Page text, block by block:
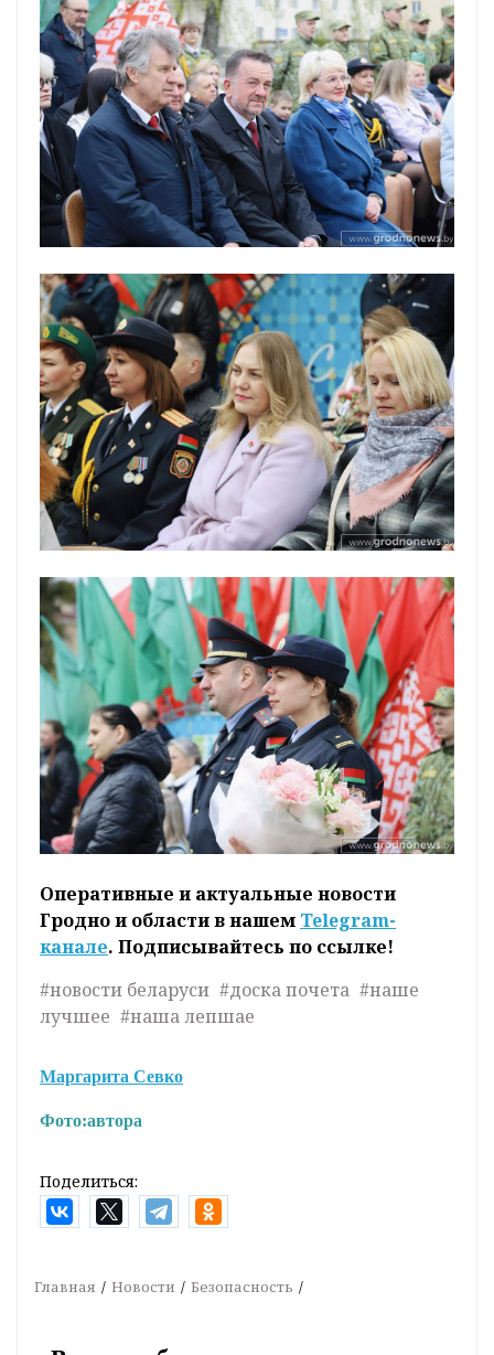
Оперативные и актуальные новости
Гродно и области в нашем Telegram-
канале. Подписывайтесь по ссылке!
#новости беларуси #доска почета #наше
лучшее #наша лепшае
Маргарита Севко
Фото:автора
Поделиться:
Главная Новости Безопасность